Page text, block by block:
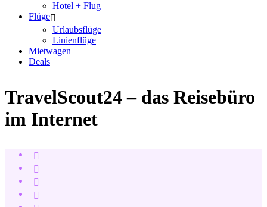
Hotel + Flug
Flüge
Urlaubsflüge
Linienflüge
Mietwagen
Deals
TravelScout24 – das Reisebüro
im Internet